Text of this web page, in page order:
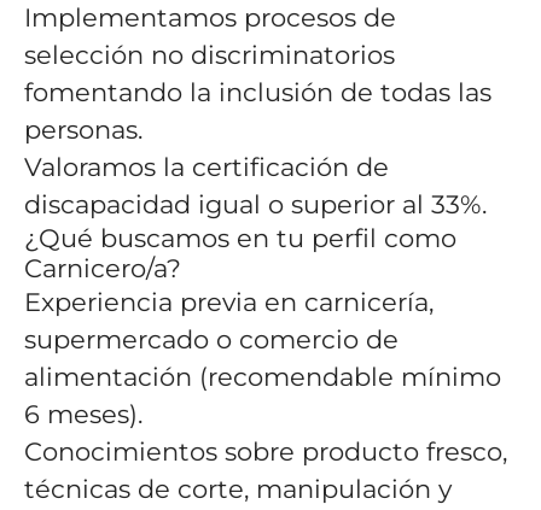
Implementamos procesos de
selección no discriminatorios
fomentando la inclusión de todas las
personas.
Valoramos la certificación de
discapacidad igual o superior al 33%.
¿Qué buscamos en tu perfil como
Carnicero/a?
Experiencia previa en carnicería,
supermercado o comercio de
alimentación (recomendable mínimo
6 meses).
Conocimientos sobre producto fresco,
técnicas de corte, manipulación y